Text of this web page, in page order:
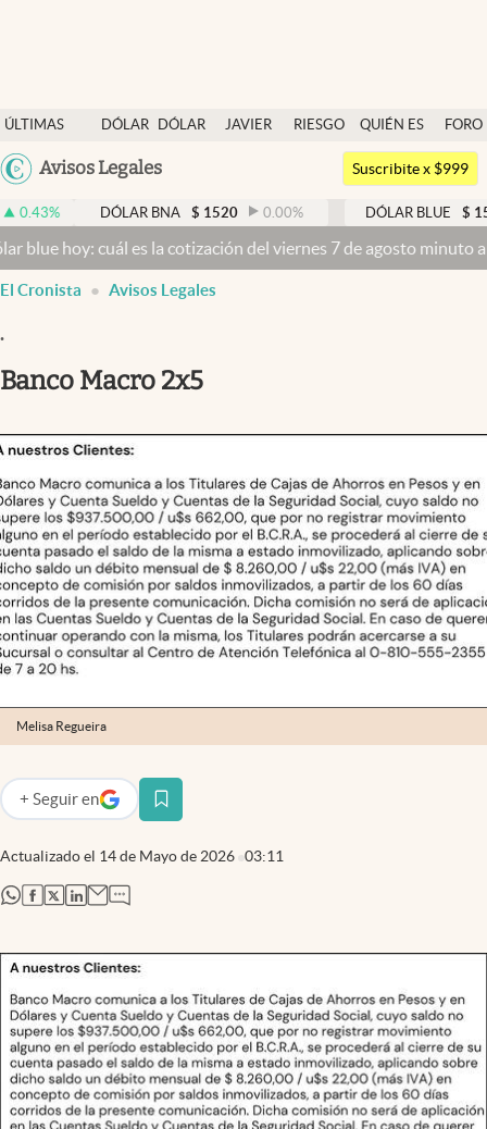
ÚLTIMAS
NOTICIAS
DÓLAR
DÓLAR
JAVIER
RIESGO
QUIÉN ES
QUIÉN
FORO
Argentina
México
Avisos Legales
Dólar
Members
Economía y Política
Finanzas y Mercados
Mercados Online
Columnistas
Apertura
Infotechnology
Clase
Clima
Mundial 2026
Eventos Corporativos
El Cronista Studio
Mediakit
abre en nueva pestaña
Argentina
Suscribite x $999
DÓLAR BNA $ 1520 0.00% DÓLAR BLUE $ 1525 -
cuál es la cotización del viernes 7 de agosto minuto a minuto
El Cronista Avisos Legales
.
Banco Macro 2x5
Melisa Regueira
Actualizado el 14 de Mayo de 2026 03:11
+ Seguir en
abre en nueva pestaña
abre en nueva pestaña
abre en nueva pestaña
abre en nueva pestaña
abre en nueva pestaña